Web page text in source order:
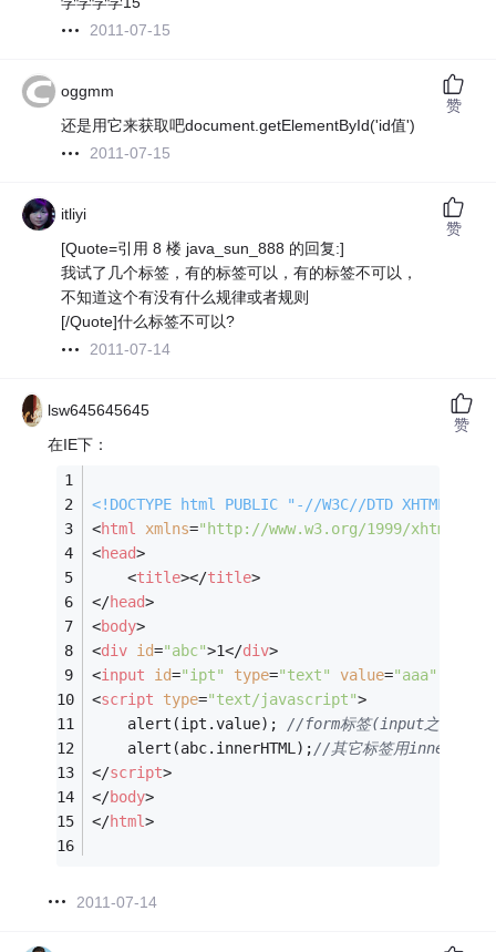
2011-07-15
oggmm
还是用它来获取吧document.getElementById('id值')
2011-07-15
赞
itliyi
[Quote=引用 8 楼 java_sun_888 的回复:]
我试了几个标签，有的标签可以，有的标签不可以，
不知道这个有没有什么规律或者规则
[/Quote]什么标签不可以?
2011-07-14
赞
lsw645645645
在IE下：
<!DOCTYPE html PUBLIC
"-//W3C//DTD XHTML
<html xmlns="http://www.w3.org/1999/xhtml"
<head>
<title></title>
</head>
<body>
<div id="abc">1</div>
<input id="ipt" type="text" value="aaa"
<script type="text/javascript">
    alert(ipt.value);
//form标签(input之类的)
    alert(abc.innerHTML);
//其它标签用innerHtml
</script>
</body>
</html>
2011-07-14
赞